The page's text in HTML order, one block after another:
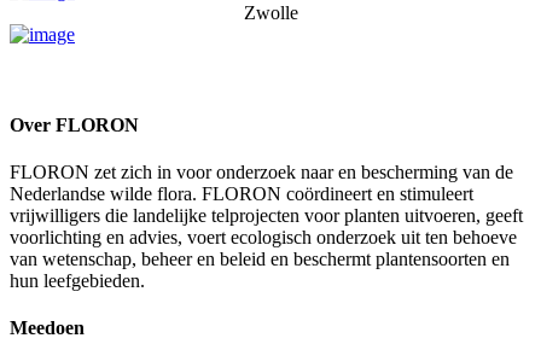
Zwolle
Over FLORON
FLORON zet zich in voor onderzoek naar en bescherming van de
Nederlandse wilde flora. FLORON coördineert en stimuleert
vrijwilligers die landelijke telprojecten voor planten uitvoeren, geeft
voorlichting en advies, voert ecologisch onderzoek uit ten behoeve
van wetenschap, beheer en beleid en beschermt plantensoorten en
hun leefgebieden.
Meedoen